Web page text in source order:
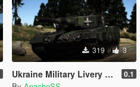
319 3
Ukraine Military Livery Pack (German) 0.1